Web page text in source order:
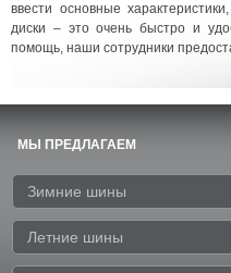
ввести основные
диски – это очень быстро и
помощь, наши сотрудники
МЫ ПРЕДЛАГАЕМ
Зимние шины
Летние шины